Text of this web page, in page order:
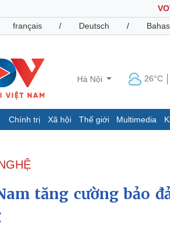
français / Deutsch /
Hà Nội 26°C
Chính trị Xã hội Thế giới Multimedia
sự
sự thật
Dấu ấn VOV
tăng cường bảo